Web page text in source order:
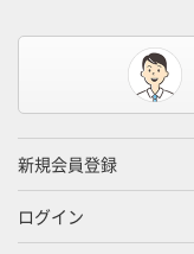
新規会員登録
ログイン